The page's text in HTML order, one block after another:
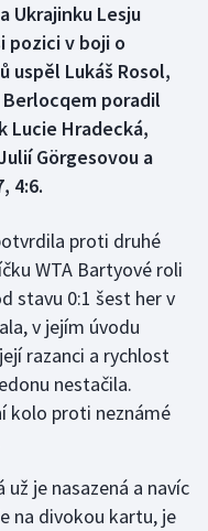
Ukrajinku Lesju
pozici v boji o
uspěl Lukáš Rosol,
poradil
Lucie Hradecká,
Görgesovou a
4:6.
proti druhé
WTA Bartyové roli
stavu 0:1 šest her v
v jejím úvodu
razanci a rychlost
nestačila.
kolo proti neznámé
je nasazená a navíc
na divokou kartu, je